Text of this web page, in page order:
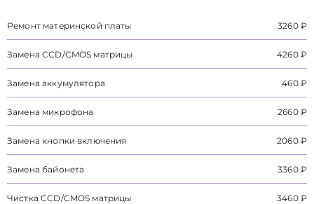
Ремонт материнской платы 3260 ₽
Замена CCD/CMOS матрицы 4260 ₽
Замена аккумулятора 460 ₽
Замена микрофона 2660 ₽
Замена кнопки включения 2060 ₽
Замена байонета 3360 ₽
Чистка CCD/CMOS матрицы 3460 ₽